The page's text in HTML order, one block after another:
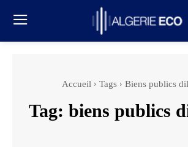
Accueil Tags Biens publics
Tag: biens publics